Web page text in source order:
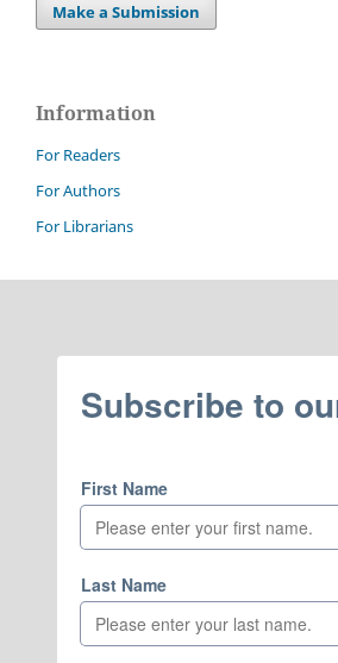
Make a Submission
Information
For Readers
For Authors
For Librarians